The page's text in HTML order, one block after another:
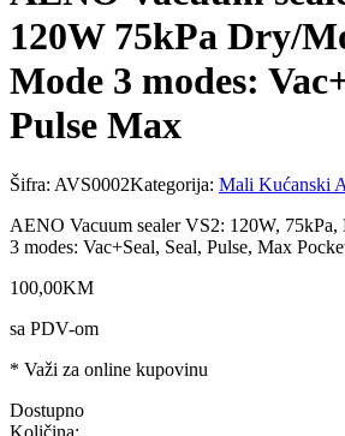
120W 75kPa Dry/
Mode 3 modes:
Pulse Max
Šifra: AVS0002Kategorija: Mali Kućanski
AENO Vacuum sealer VS2: 120W,
3 modes: Vac+Seal, Seal, Pulse, Max
100,00KM
sa PDV-om
* Važi za online kupovinu
Dostupno
Količina: